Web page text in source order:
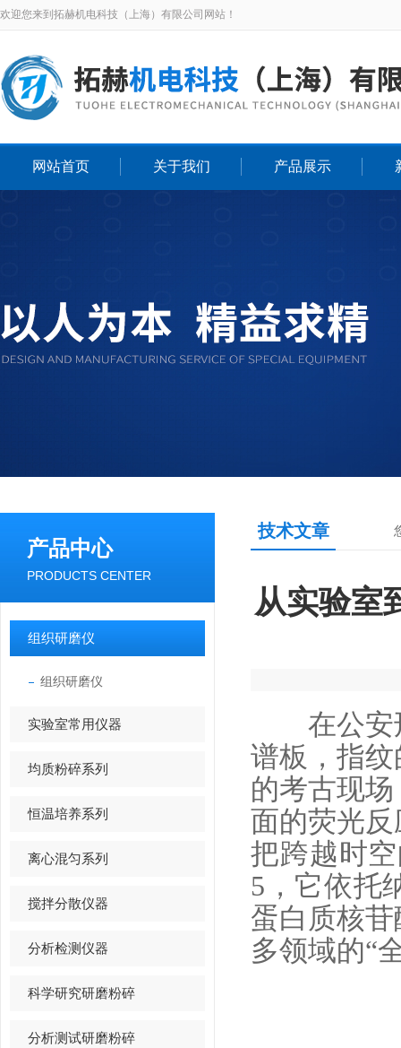
欢迎您来到拓赫机电科技（上海）有限公司网站！
网站首页 关于我们 产品展示
产品中心
PRODUCTS CENTER
组织研磨仪
组织研磨仪
实验室常用仪器
均质粉碎系列
恒温培养系列
离心混匀系列
搅拌分散仪器
分析检测仪器
科学研究研磨粉碎
分析测试研磨粉碎
技术文章
从实验室
在公安刑
谱板，指
的考古现
面的荧光
把跨越时
5，它依托
蛋白质核
多领域的“